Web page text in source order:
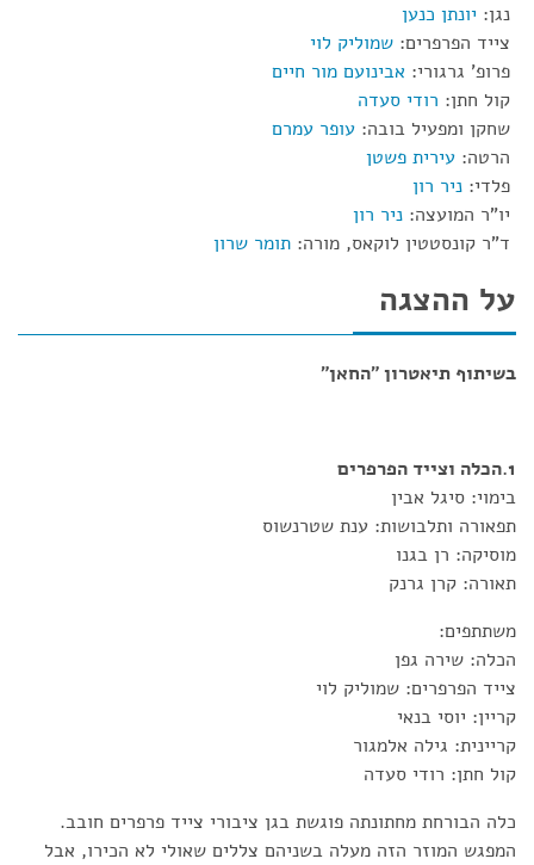
נגן: יונתן כנען
צייד הפרפרים: שמוליק לוי
פרופ' גרגורי: אבינועם מור חיים
קול חתן: רודי סעדה
שחקן ומפעיל בובה: עופר עמרם
הרטה: עירית פשטן
פלדי: ניר רון
יו"ר המועצה: ניר רון
ד"ר קונסטטין לוקאס, מורה: תומר שרון
על ההצגה
בשיתוף תיאטרון "החאן"
1.הכלה וצייד הפרפרים
בימוי: סיגל אבין
תפאורה ותלבושות: ענת שטרנשוס
מוסיקה: רן בגנו
תאורה: קרן גרנק
משתתפים:
הכלה: שירה גפן
צייד הפרפרים: שמוליק לוי
קריין: יוסי בנאי
קריינית: גילה אלמגור
קול חתן: רודי סעדה
כלה הבורחת מחתונתה פוגשת בגן ציבורי צייד פרפרים חובב.
המפגש המוזר הזה מעלה בשניהם צללים שאולי לא הכירו, אבל